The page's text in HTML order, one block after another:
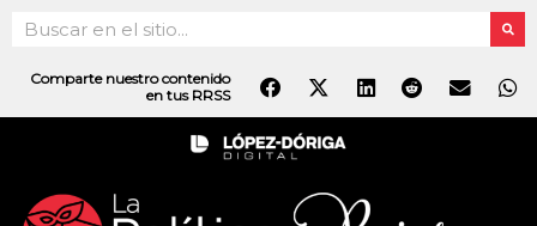
contenido
Search
Comparte nuestro contenido
en tus RRSS